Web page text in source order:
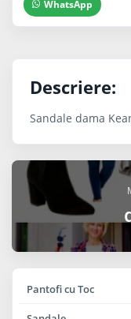
WhatsApp
Descriere:
Sandale dama
Pantofi cu Toc